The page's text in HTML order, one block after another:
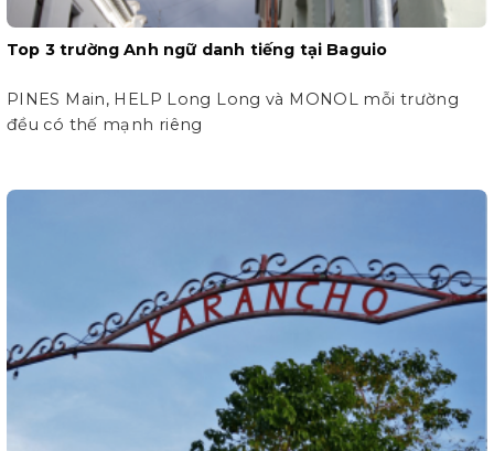
Top 3 trường Anh ngữ danh tiếng tại Baguio
PINES Main, HELP Long Long và MONOL mỗi trường
đều có thế mạnh riêng